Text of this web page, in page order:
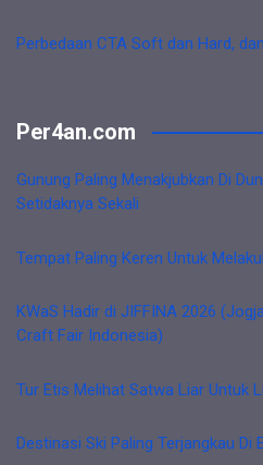
Perbedaan CTA Soft dan Hard,
Per4an.com
Gunung Paling Menakjubkan Di
Setidaknya Sekali
Tempat Paling Keren Untuk
KWaS Hadir di JIFFINA 2026
Craft Fair Indonesia)
Tur Etis Melihat Satwa Liar Untuk
Destinasi Ski Paling Terjangkau Di